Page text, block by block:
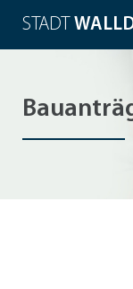
STADT